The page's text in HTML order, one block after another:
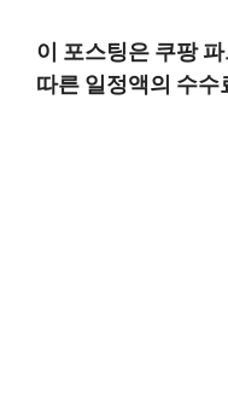
이 포스팅은 쿠팡
따른 일정액의 수